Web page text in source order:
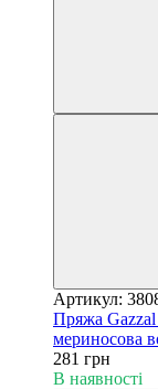
Артикул:
Пряжа
мериносова
281 грн
В наявності